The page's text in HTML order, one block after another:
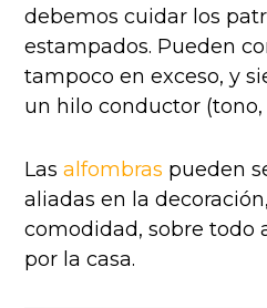
debemos cuidar los
estampados. Pueden
tampoco en exceso, y
un hilo conductor (tono,
Lasalfombras pueden
aliadas en la
comodidad, sobre todo
por la casa.